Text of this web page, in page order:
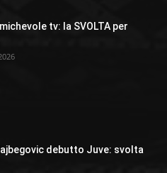
tv: la SVOLTA per
debutto Juve: svolta